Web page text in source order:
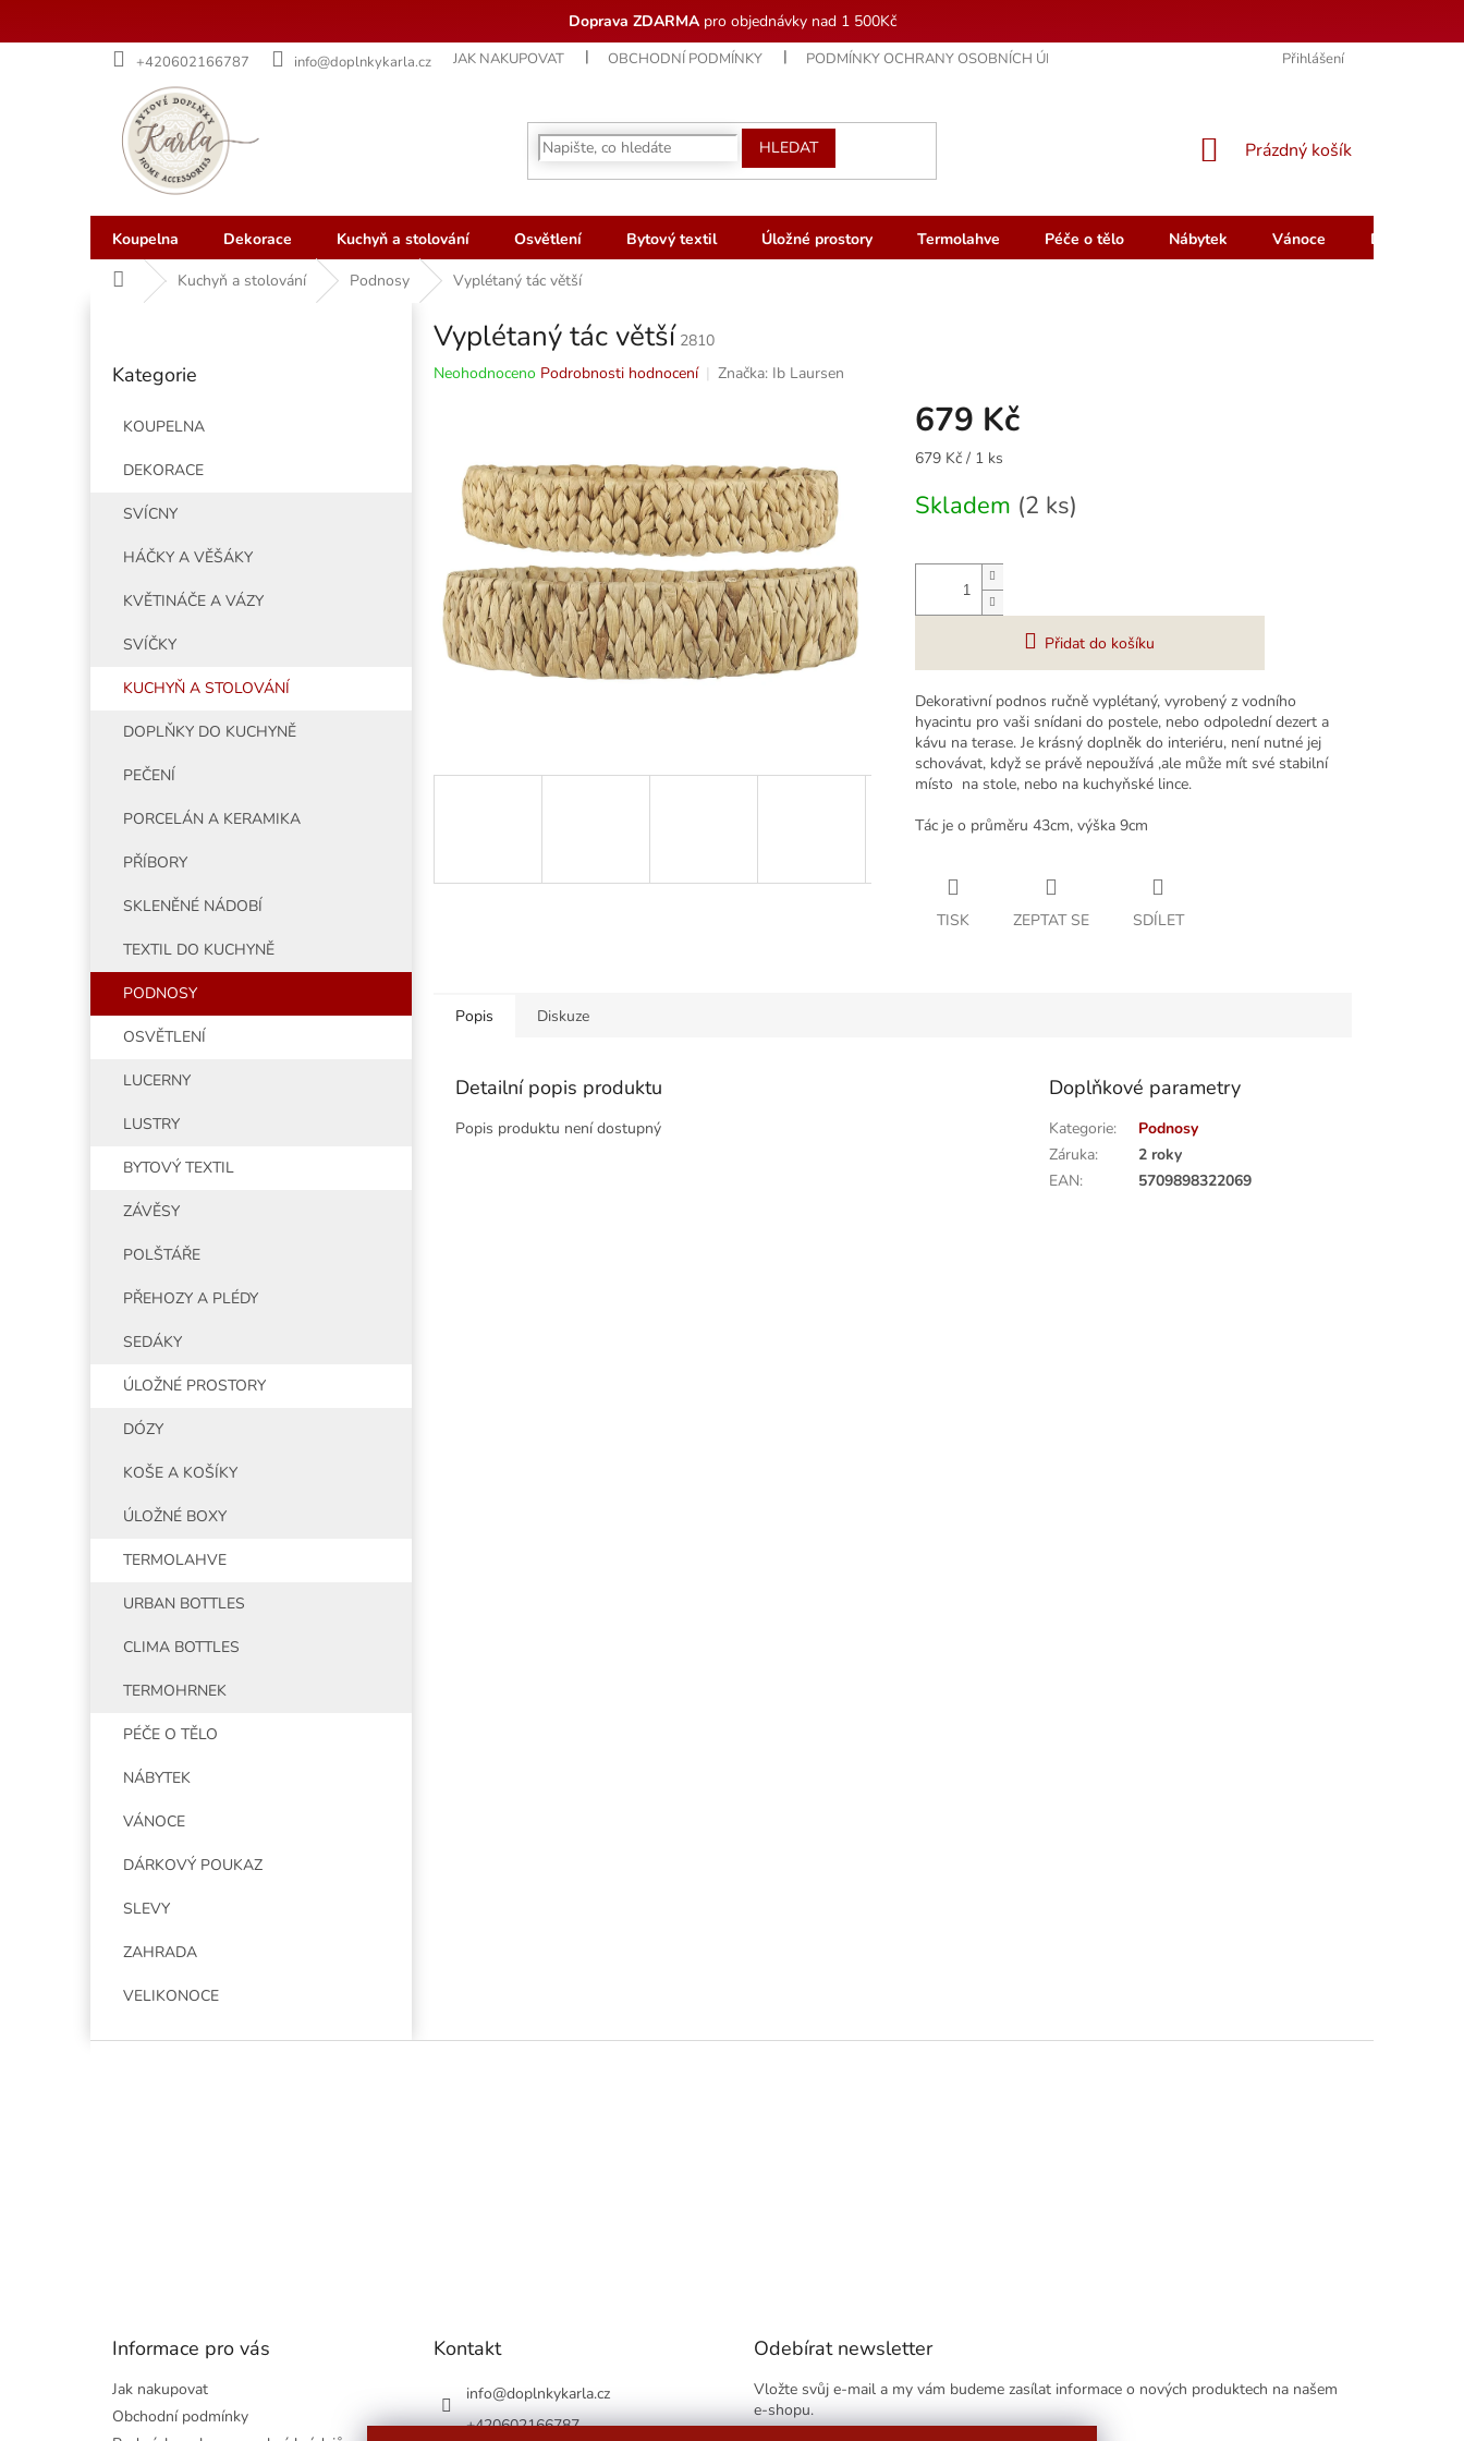
Doprava ZDARMApro objednávky nad 1 500Kč
+420602166787 info@doplnkykarla.cz JAK NAKUPOVAT OBCHODNÍ PODMÍNKY PODMÍNKY OCHRANY OSOBNÍCH ÚDAJŮ HODNOCENÍ OBCHODU
Přihlášení
HLEDAT
NÁKUPNÍ
Prázdný košík
Koupelna Dekorace Kuchyň a stolování Osvětlení Bytový textil Úložné prostory Termolahve Péče o tělo Nábytek Vánoce
Dárkový
Domů Kuchyň a stolování Podnosy Vyplétaný tác větší
kategorie
Kategorie
KOUPELNA
DEKORACE
SVÍCNY
HÁČKY A VĚŠÁKY
KVĚTINÁČE A VÁZY
SVÍČKY
KUCHYŇ A STOLOVÁNÍ
DOPLŇKY DO KUCHYNĚ
PEČENÍ
PORCELÁN A KERAMIKA
PŘÍBORY
SKLENĚNÉ NÁDOBÍ
TEXTIL DO KUCHYNĚ
PODNOSY
OSVĚTLENÍ
LUCERNY
LUSTRY
BYTOVÝ TEXTIL
ZÁVĚSY
POLŠTÁŘE
PŘEHOZY A PLÉDY
SEDÁKY
ÚLOŽNÉ PROSTORY
DÓZY
KOŠE A KOŠÍKY
ÚLOŽNÉ BOXY
TERMOLAHVE
URBAN BOTTLES
CLIMA BOTTLES
TERMOHRNEK
PÉČE O TĚLO
NÁBYTEK
VÁNOCE
DÁRKOVÝ POUKAZ
SLEVY
ZAHRADA
VELIKONOCE
Vyplétaný tác větší 2810
Průměrné
hvězdiček.
Neohodnoceno Podrobnosti hodnocení Značka: Ib Laursen
679 Kč
Měrná
679 Kč / 1 ks
Skladem (2 ks)
Přidat do košíku
Dekorativní podnos ručně vyplétaný, vyrobený z vodního
hyacintu pro vaši snídani do postele, nebo odpolední dezert a
kávu na terase. Je krásný doplněk do interiéru, není nutné jej
schovávat, když se právě nepoužívá ,ale může mít své stabilní
místo na stole, nebo na kuchyňské lince.
Tác je o průměru 43cm, výška 9cm
TISK ZEPTAT SE SDÍLET
Popis Diskuze
Detailní popis produktu
Popis produktu není dostupný
Doplňkové parametry
Kategorie:
Podnosy
Záruka:
2 roky
EAN: 5709898322069
Informace pro vás
Jak nakupovat
Obchodní podmínky
Kontakt
info@doplnkykarla.cz
+420602166787
Odebírat newsletter
Vložte svůj e-mail a my vám budeme zasílat informace o nových produktech na našem
e-shopu.